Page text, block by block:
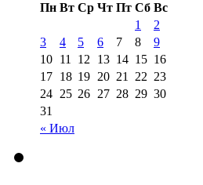
Пн Вт Ср Чт Пт Сб Вс
« Июл
1
2
3
4 5 6 7 8
9
10 11 12 13 14 15 16
17 18 19 20 21 22 23
24 25 26 27 28 29 30
31